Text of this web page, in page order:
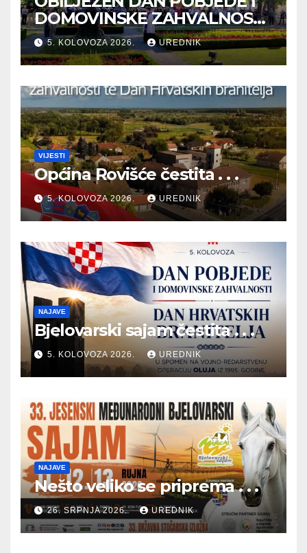
DOMOVINSKE ZAHVALNOSTI
TE DAN HRVATSKIH
BRANITELJA
5. KOLOVOZA 2026. UREDNIK
VIJESTI
Općina Rovišće čestita . . .
5. KOLOVOZA 2026. UREDNIK
NAJAVE
Bjelovarski sajam čestita . . .
5. KOLOVOZA 2026. UREDNIK
NAJAVE
Nešto veliko se priprema . . .
26. SRPNJA 2026. UREDNIK